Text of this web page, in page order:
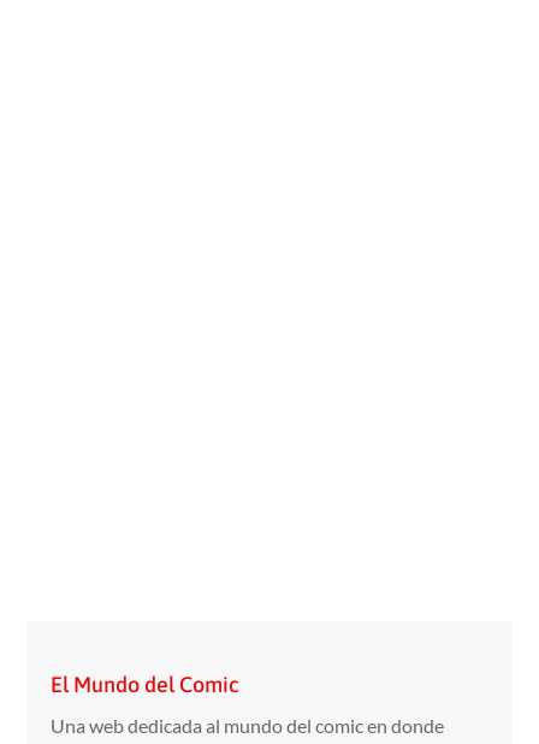
El Mundo del Comic
Una web dedicada al mundo del comic en donde